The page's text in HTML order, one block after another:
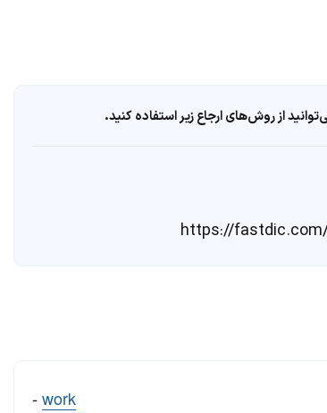
از روش‌های ارجاع زیر استفاده کنید.
-work